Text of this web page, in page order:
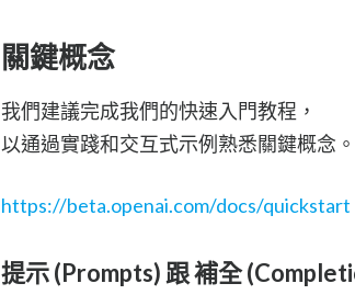
關鍵概念
我們建議完成我們的快速入門教程，
以通過實踐和交互式示例熟悉關鍵概念。
https://beta.openai.com/docs/quickstart
提示 (Prompts) 跟 補全